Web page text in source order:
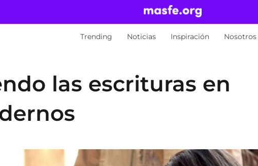
Trending Noticias Inspiración Nosotros
las escrituras en